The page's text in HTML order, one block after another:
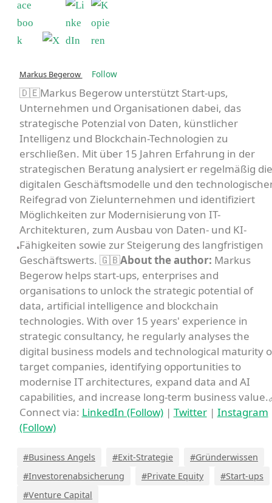
Markus Begerow Follow
🇩🇪Markus Begerow unterstützt Start-ups,
Unternehmen und Organisationen dabei, das
strategische Potenzial von Daten, künstlicher
Intelligenz und Blockchain-Technologien zu
erschließen. Mit über 15 Jahren Erfahrung in der
strategischen Beratung analysiert er regelmäßig die
digitalen Geschäftsmodelle und den
Reifegrad von Zielunternehmen und identifiziert
Möglichkeiten zur Modernisierung von IT-
Architekturen, zum Ausbau von Daten- und KI-
Fähigkeiten sowie zur Steigerung des langfristigen
Geschäftswerts. 🇬🇧About the author: Markus
Begerow helps start-ups, enterprises and
organisations to unlock the strategic potential of
data, artificial intelligence and blockchain
technologies. With over 15 years' experience in
strategic consultancy, he regularly analyses the
digital business models and technological maturity
target companies, identifying opportunities to
modernise IT architectures, expand data and AI
capabilities, and increase long-term business
Connect via: LinkedIn (Follow)| Twitter| Instagram
(Follow)
#Business Angels #Exit-Strategie
#Gründerwissen
#Investorenabsicherung
#Private Equity
#Start-ups
#Venture Capital